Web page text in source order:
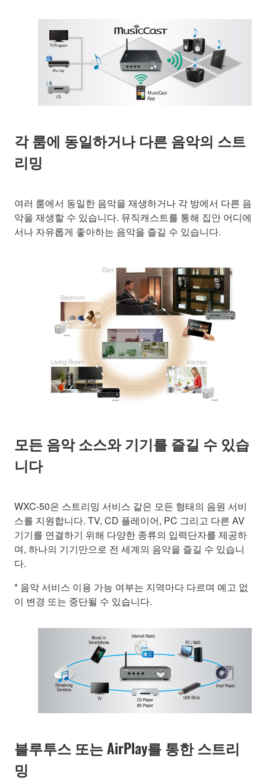
각 룸에 동일하거나 다른 음악의 스트
리밍
여러 룸에서 동일한 음악을 재생하거나 각 방에서 다른 음
악을 재생할 수 있습니다. 뮤직캐스트를 통해 집안 어디에
서나 자유롭게 좋아하는 음악을 즐길 수 있습니다.
모든 음악 소스와 기기를 즐길 수 있습
니다
WXC-50은 스트리밍 서비스 같은 모든 형태의 음원 서비
스를 지원합니다. TV, CD 플레이어, PC 그리고 다른 AV
기기를 연결하기 위해 다양한 종류의 입력단자를 제공하
며, 하나의 기기만으로 전 세계의 음악을 즐길 수 있습니
다.
* 음악 서비스 이용 가능 여부는 지역마다 다르며 예고 없
이 변경 또는 중단될 수 있습니다.
블루투스 또는 AirPlay를 통한 스트리
밍